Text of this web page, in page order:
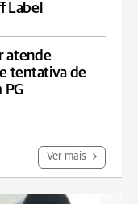
Label
atende
tentativa de
PG
Ver mais